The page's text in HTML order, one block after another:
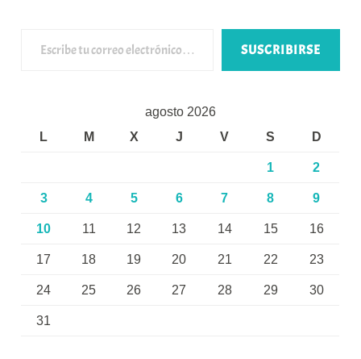
SUSCRIBIRSE
agosto 2026
L
M X J V S D
1 2
3 4 5 6 7 8 9
10 11 12 13 14 15 16
17 18 19 20 21 22 23
24 25 26 27 28 29 30
31